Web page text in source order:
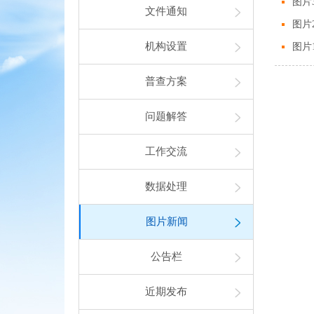
文件通知
机构设置
普查方案
问题解答
工作交流
数据处理
图片新闻
公告栏
近期发布
图片
图片